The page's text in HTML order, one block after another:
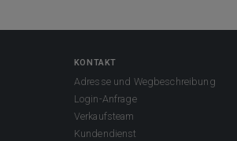
KONTAKT
Adresse und Wegbeschreibung
Login-Anfrage
Verkaufsteam
Kundendienst